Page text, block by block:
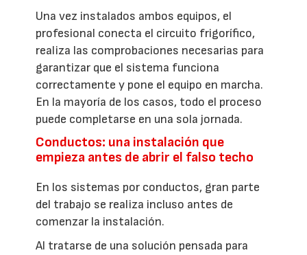
Una vez instalados ambos equipos, el
profesional conecta el circuito frigorífico,
realiza las comprobaciones necesarias para
garantizar que el sistema funciona
correctamente y pone el equipo en marcha.
En la mayoría de los casos, todo el proceso
puede completarse en una sola jornada.
Conductos: una instalación que
empieza antes de abrir el falso techo
En los sistemas por conductos, gran parte
del trabajo se realiza incluso antes de
comenzar la instalación.
Al tratarse de una solución pensada para